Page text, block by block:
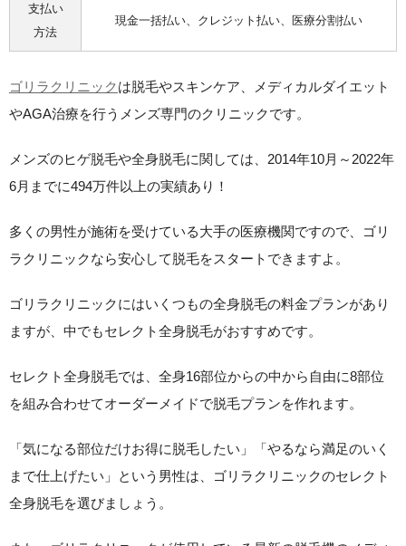
支払い
方法
現金一括払い、クレジット払い、医療分割払い
ゴリラクリニックは脱毛やスキンケア、メディカルダイエット
やAGA治療を行うメンズ専門のクリニックです。
メンズのヒゲ脱毛や全身脱毛に関しては、 2014年10月～2022年
6月までに494万件以上の実績あり！
多くの男性が施術を受けている大手の医療機関ですので、ゴリ
ラクリニックなら安心して脱毛をスタートできますよ。
ゴリラクリニックにはいくつもの全身脱毛の料金プランがあり
ますが、中でもセレクト全身脱毛がおすすめです。
セレクト全身脱毛では、 全身16部位からの中から自由に8部位
を組み合わせてオーダーメイドで脱毛プランを作れます。
「気になる部位だけお得に脱毛したい」「やるなら満足のいく
まで仕上げたい」という男性は、ゴリラクリニックのセレクト
全身脱毛を選びましょう。